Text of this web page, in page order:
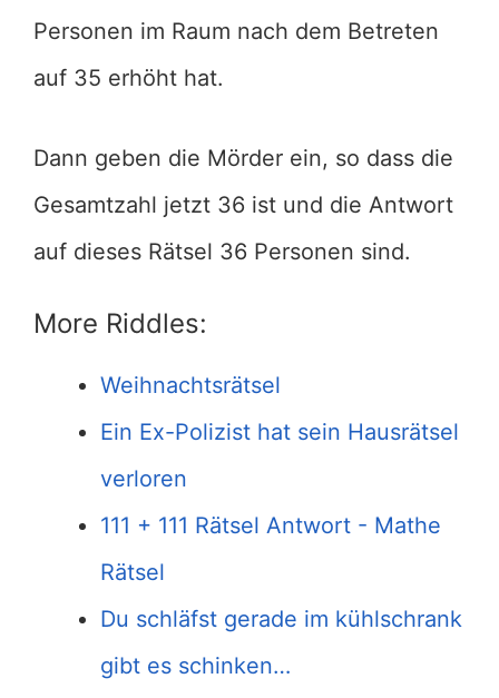
Personen im Raum nach dem Betreten
auf 35 erhöht hat.
Dann geben die Mörder ein, so dass die
Gesamtzahl jetzt 36 ist und die Antwort
auf dieses Rätsel 36 Personen sind.
More Riddles:
Weihnachtsrätsel
Ein Ex-Polizist hat sein Hausrätsel
verloren
111 + 111 Rätsel Antwort - Mathe
Rätsel
Du schläfst gerade im kühlschrank
gibt es schinken…